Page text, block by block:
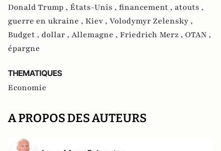
Donald Trump , États-Unis , financement , atouts ,
guerre en ukraine , Kiev , Volodymyr Zelensky ,
Budget , dollar , Allemagne , Friedrich Merz , OTAN ,
épargne
THEMATIQUES
Economie
A PROPOS DES AUTEURS